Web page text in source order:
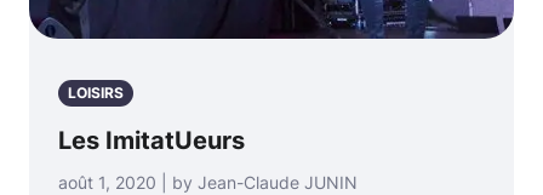
LOISIRS
Les ImitatUeurs
août 1, 2020 | by Jean-Claude JUNIN